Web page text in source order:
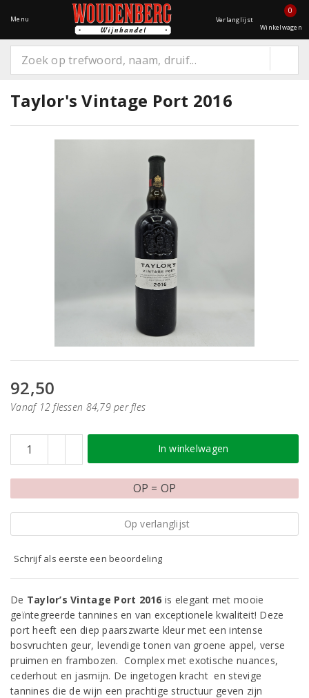
Menu Verlanglijst
0
Winkelwagen
Taylor's Vintage Port 2016
92,50
Vanaf 12 flessen 84,79 per fles
In winkelwagen
OP = OP
Op verlanglijst
Schrijf als eerste een beoordeling
De Taylor’s Vintage Port 2016is elegant met mooie
geïntegreerde tannines en van exceptionele kwaliteit! Deze
port heeft een diep paarszwarte kleur met een intense
bosvruchten geur, levendige tonen van groene appel, verse
pruimen en frambozen. Complex met exotische nuances,
cederhout en jasmijn. De ingetogen kracht en stevige
tannines die de wijn een prachtige structuur geven zijn